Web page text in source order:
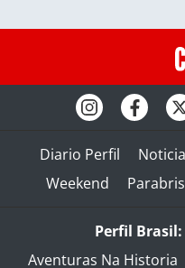
Diario Perfil
Weekend
Perfil Brasil:
Aventuras Na Historia